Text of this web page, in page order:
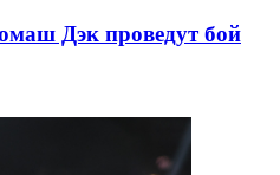
Дэк проведут бой